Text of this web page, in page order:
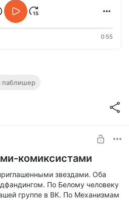
0:55
паблишер
комиксистами
звездами. Оба
По Белому человеку
группе в ВК. По Механизмам